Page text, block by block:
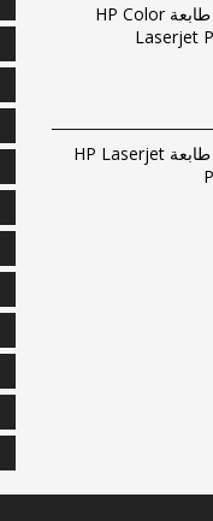
تحميل تعريف طابعة HP Color
Laserjet
تحميل تعريف طابعة HP Laserjet